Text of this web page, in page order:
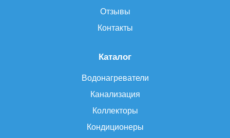
Каталог
Водонагреватели
Канализация
Коллекторы
Кондиционеры
Отзывы
Контакты